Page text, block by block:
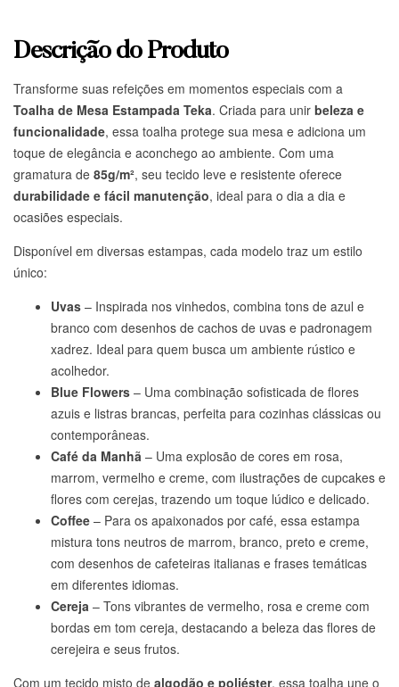
Descrição do Produto
Transforme suas refeições em momentos especiais com a
Toalha de Mesa Estampada Teka. Criada para unir beleza e
funcionalidade, essa toalha protege sua mesa e adiciona um
toque de elegância e aconchego ao ambiente. Com uma
gramatura de 85g/m², seu tecido leve e resistente oferece
durabilidade e fácil manutenção, ideal para o dia a dia e
ocasiões especiais.
Disponível em diversas estampas, cada modelo traz um estilo
único:
Uvas – Inspirada nos vinhedos, combina tons de azul e
branco com desenhos de cachos de uvas e padronagem
xadrez. Ideal para quem busca um ambiente rústico e
acolhedor.
Blue Flowers – Uma combinação sofisticada de flores
azuis e listras brancas, perfeita para cozinhas clássicas ou
contemporâneas.
Café da Manhã – Uma explosão de cores em rosa,
marrom, vermelho e creme, com ilustrações de cupcakes e
flores com cerejas, trazendo um toque lúdico e delicado.
Coffee – Para os apaixonados por café, essa estampa
mistura tons neutros de marrom, branco, preto e creme,
com desenhos de cafeteiras italianas e frases temáticas
em diferentes idiomas.
Cereja – Tons vibrantes de vermelho, rosa e creme com
bordas em tom cereja, destacando a beleza das flores de
cerejeira e seus frutos.
Com um tecido misto de algodão e poliéster, essa toalha une o